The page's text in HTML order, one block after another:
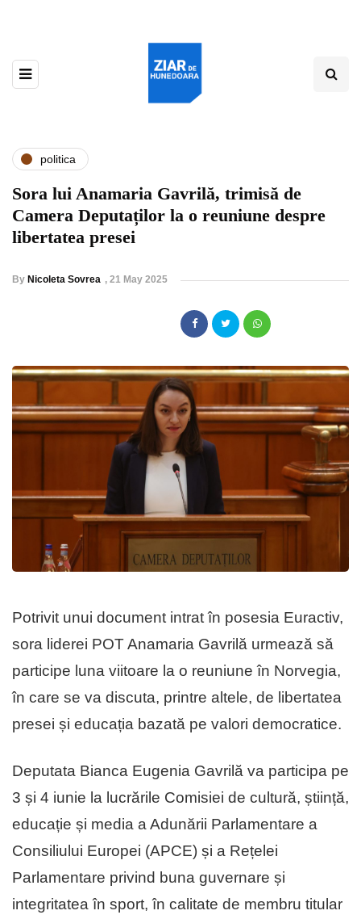
politica
Sora lui Anamaria Gavrilă, trimisă de
Camera Deputaților la o reuniune despre
libertatea presei
By Nicoleta Sovrea , 21 May 2025
Potrivit unui document intrat în posesia Euractiv,
sora liderei POT Anamaria Gavrilă urmează să
participe luna viitoare la o reuniune în Norvegia,
în care se va discuta, printre altele, de libertatea
presei și educația bazată pe valori democratice.
Deputata Bianca Eugenia Gavrilă va participa pe
3 și 4 iunie la lucrările Comisiei de cultură, știință,
educație și media a Adunării Parlamentare a
Consiliului Europei (APCE) și a Rețelei
Parlamentare privind buna guvernare și
integritatea în sport, în calitate de membru titular